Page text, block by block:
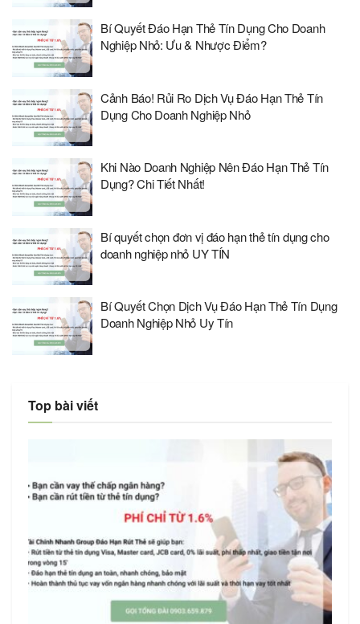
Bí Quyết Đáo Hạn Thẻ Tín Dụng Cho Doanh
Nghiệp Nhỏ: Ưu & Nhược Điểm?
Cảnh Báo! Rủi Ro Dịch Vụ Đáo Hạn Thẻ Tín
Dụng Cho Doanh Nghiệp Nhỏ
Khi Nào Doanh Nghiệp Nên Đáo Hạn Thẻ Tín
Dụng? Chi Tiết Nhất!
Bí quyết chọn đơn vị đáo hạn thẻ tín dụng cho
doanh nghiệp nhỏ UY TÍN
Bí Quyết Chọn Dịch Vụ Đáo Hạn Thẻ Tín Dụng
Doanh Nghiệp Nhỏ Uy Tín
Top bài viết